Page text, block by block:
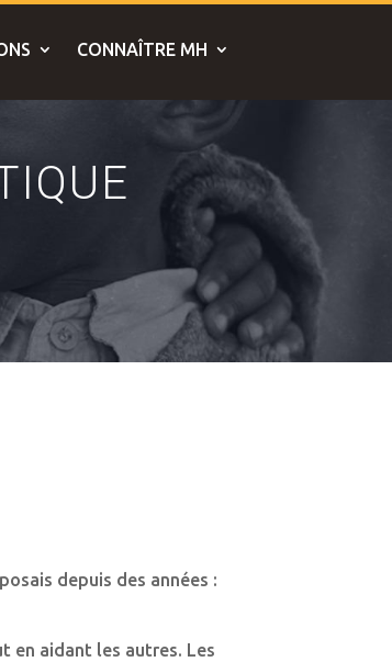
CONNAÎTRE MH
depuis des années :
en aidant les autres. Les